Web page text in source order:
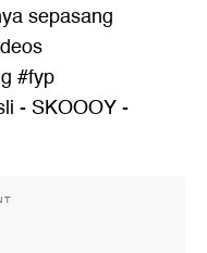
sepasang
#fyp
- SKOOOY -